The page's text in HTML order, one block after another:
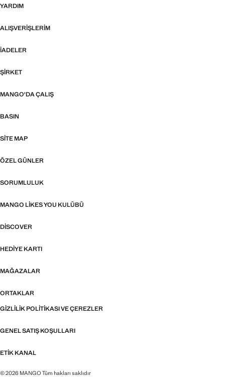
YARDIM
ALIŞVERIŞLERIM
İADELER
ŞIRKET
MANGO'DA ÇALIŞ
BASIN
SITE MAP
ÖZEL GÜNLER
SORUMLULUK
MANGO LIKES YOU KULÜBÜ
DISCOVER
HEDIYE KARTI
MAĞAZALAR
ORTAKLAR
GIZLILIK POLITIKASI VE ÇEREZLER
GENEL SATIŞ KOŞULLARI
ETIK KANAL
© 2026 MANGO Tüm hakları saklıdır